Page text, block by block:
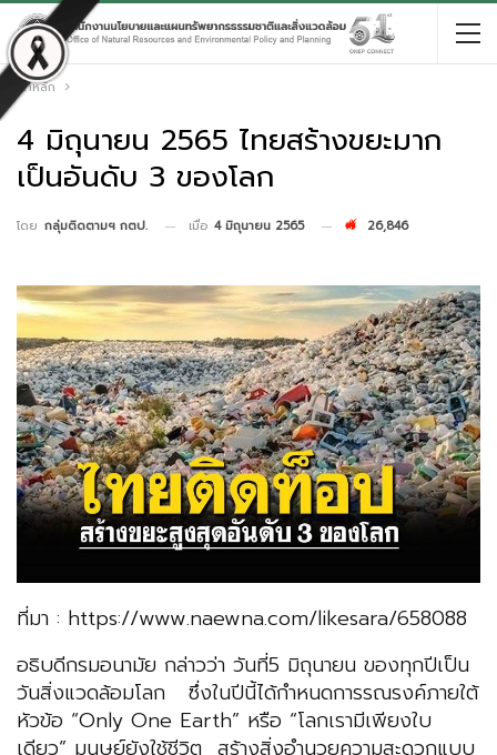
หน้าหลัก
4 มิถุนายน 2565 ไทยสร้างขยะมาก
เป็นอันดับ 3 ของโลก
โดย กลุ่มติดตามฯ กตป. เมื่อ 4 มิถุนายน 2565 26,846
ที่มา : https://www.naewna.com/likesara/658088
อธิบดีกรมอนามัย กล่าวว่า วันที่5 มิถุนายน ของทุกปีเป็น
วันสิ่งแวดล้อมโลก ซึ่งในปีนี้ได้กำหนดการรณรงค์ภายใต้
หัวข้อ “Only One Earth” หรือ “โลกเรามีเพียงใบ
เดียว” มนุษย์ยังใช้ชีวิต สร้างสิ่งอำนวยความสะดวกแบบ